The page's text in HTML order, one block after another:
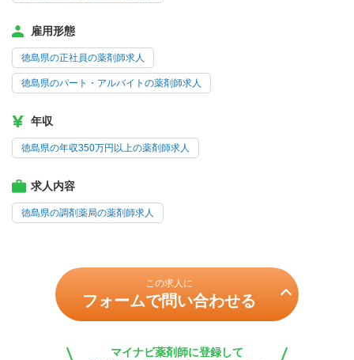
雇用形態
徳島県の正社員の薬剤師求人
徳島県のパート・アルバイトの薬剤師求人
年収
徳島県の年収350万円以上の薬剤師求人
求人内容
徳島県の調剤薬局の薬剤師求人
この求人に
フォームで問い合わせる
マイナビ薬剤師に登録して